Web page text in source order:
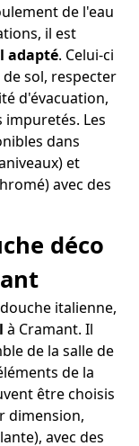
de l'eau
il est
adapté. Celui-ci
sol, respecter
d'évacuation,
Les
dans
et
avec des
déco
italienne,
à Cramant. Il
de la salle de
de la
être choisis
dimension,
avec des